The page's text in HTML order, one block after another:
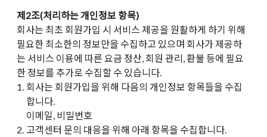
제2조(처리하는 개인정보 항목)
회사는 최초 회원가입 시 서비스 제공을 원활하게 하기 위해
필요한 최소한의 정보만을 수집하고 있으며 회사가 제공하
는 서비스 이용에 따른 요금 정산, 회원 관리, 환불 등에 필요
한 정보를 추가로 수집할 수 있습니다.
1. 회사는 회원가입을 위해 다음의 개인정보 항목들을 수집
합니다.
이메일, 비밀번호
2. 고객센터 문의 대응을 위해 아래 항목을 수집합니다.